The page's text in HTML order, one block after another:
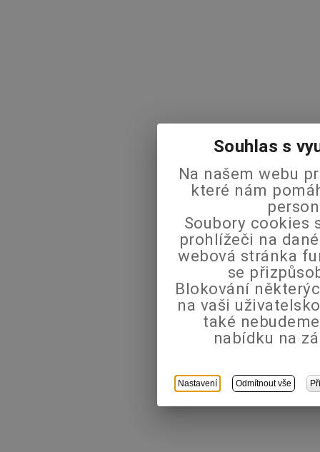
Souhlas s
Na našem webu
které nám
Soubory cookies
prohlížeči na
webová stránka
se
Blokování
na vaši
také
nabídku na
Nastavení Odmítnout vše